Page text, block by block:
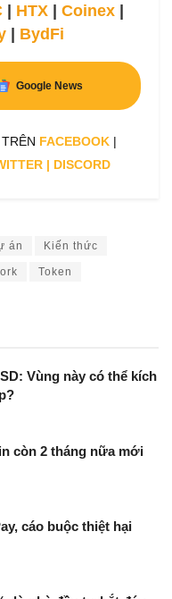
| HTX | Coinex |
| BydFi
Google News
TRÊN FACEBOOK |
| DISCORD
án Kiến thức
Token
Vùng này có thể kích
còn 2 tháng nữa mới
cáo buộc thiệt hại